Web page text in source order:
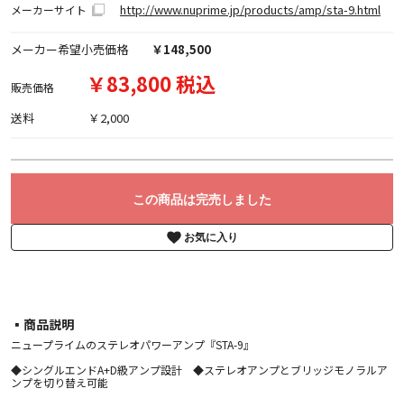
メーカーサイト http://www.nuprime.jp/products/amp/sta-9.html
メーカー希望小売価格 ￥148,500
販売価格 ￥83,800 税込
送料 ￥2,000
この商品は完売しました
お気に入り
▪︎商品説明
ニュープライムのステレオパワーアンプ『STA-9』
◆シングルエンドA+D級アンプ設計 ◆ステレオアンプとブリッジモノラルア
ンプを切り替え可能